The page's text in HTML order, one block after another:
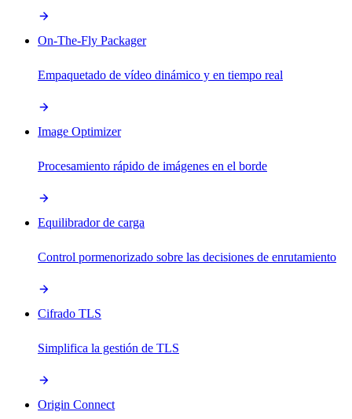
On-The-Fly Packager
Empaquetado de vídeo dinámico y en tiempo real
Image Optimizer
Procesamiento rápido de imágenes en el borde
Equilibrador de carga
Control pormenorizado sobre las decisiones de enrutamiento
Cifrado TLS
Simplifica la gestión de TLS
Origin Connect